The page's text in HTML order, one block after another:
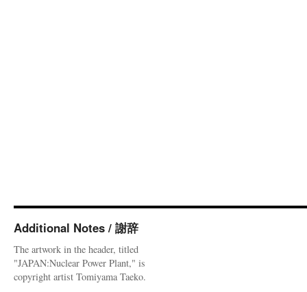
Additional Notes / 謝辞
The artwork in the header, titled
"JAPAN:Nuclear Power Plant," is
copyright artist Tomiyama Taeko.